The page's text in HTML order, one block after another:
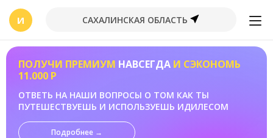
И САХАЛИНСКАЯ ОБЛАСТЬ
ПОЛУЧИ ПРЕМИУМ НАВСЕГДА И СЭКОНОМЬ
11.000 Р
ОТВЕТЬ НА НАШИ ВОПРОСЫ О ТОМ КАК ТЫ
ПУТЕШЕСТВУЕШЬ И ИСПОЛЬЗУЕШЬ ИДИЛЕСОМ
Подробнее →